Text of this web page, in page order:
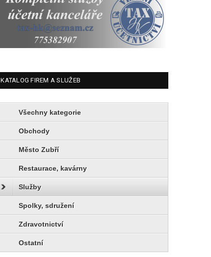
KATALOG FIREM A SLUŽEB
Všechny kategorie
Obchody
Město Zubří
Restaurace, kavárny
Služby
Spolky, sdružení
Zdravotnictví
Ostatní